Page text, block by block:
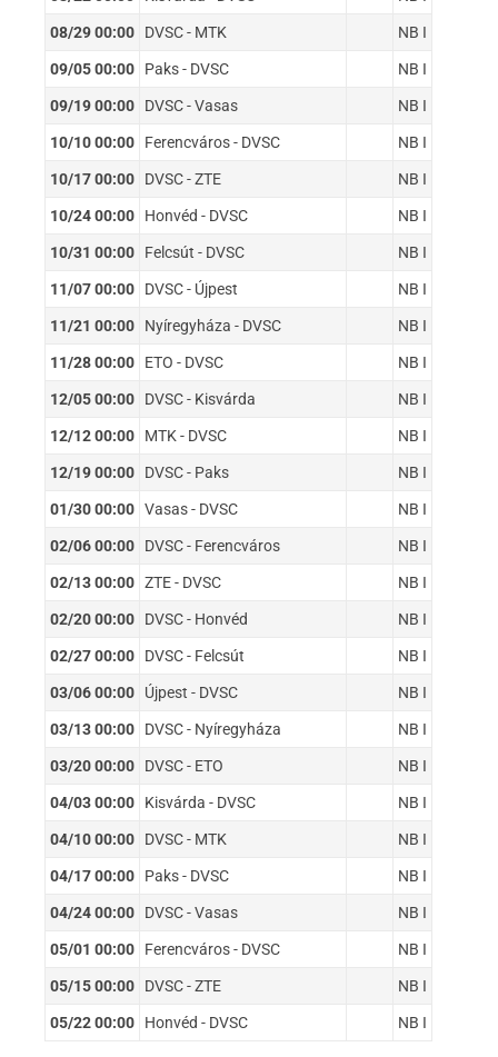
08/29 00:00 DVSC - MTK NB I
09/05 00:00 Paks - DVSC NB I
09/19 00:00 DVSC - Vasas NB I
10/10 00:00 Ferencváros - DVSC NB I
10/17 00:00 DVSC - ZTE NB I
10/24 00:00 Honvéd - DVSC NB I
10/31 00:00 Felcsút - DVSC NB I
11/07 00:00 DVSC - Újpest NB I
11/21 00:00 Nyíregyháza - DVSC NB I
11/28 00:00 ETO - DVSC NB I
12/05 00:00 DVSC - Kisvárda NB I
12/12 00:00 MTK - DVSC NB I
12/19 00:00 DVSC - Paks NB I
01/30 00:00 Vasas - DVSC NB I
02/06 00:00 DVSC - Ferencváros NB I
02/13 00:00 ZTE - DVSC NB I
02/20 00:00 DVSC - Honvéd NB I
02/27 00:00 DVSC - Felcsút NB I
03/06 00:00 Újpest - DVSC NB I
03/13 00:00 DVSC - Nyíregyháza NB I
03/20 00:00 DVSC - ETO NB I
04/03 00:00 Kisvárda - DVSC NB I
04/10 00:00 DVSC - MTK NB I
04/17 00:00 Paks - DVSC NB I
04/24 00:00 DVSC - Vasas NB I
05/01 00:00 Ferencváros - DVSC NB I
05/15 00:00 DVSC - ZTE NB I
05/22 00:00 Honvéd - DVSC NB I